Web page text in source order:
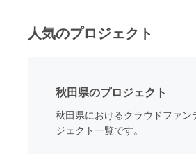
CAMPFIRE for Social Good
CAMPFIREふるさと納税 machi-
人気のプロジェクト
秋田県のプロジェクト
秋田県におけるクラウドファン
ジェクト一覧です。